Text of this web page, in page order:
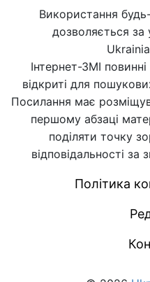
Використання
дозволяється
Інтернет-ЗМІ
відкриті для
Посилання має
першому абзаці
поділяти точку
відповідальності за
Політика